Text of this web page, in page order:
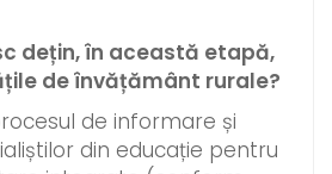
dețin, în această etapă,
de învățământ rurale?
de informare și
din educație pentru